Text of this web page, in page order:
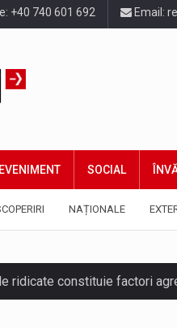
+40 740 601 692 Email:
EVENIMENT SOCIAL
NAȚIONALE